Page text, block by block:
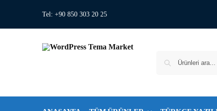
Tel: +90 850 303 20 25